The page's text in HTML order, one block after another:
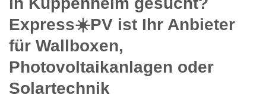
Express☀️PV️ ist Ihr Anbieter
für Wallboxen,
Photovoltaikanlagen oder
Solartechnik